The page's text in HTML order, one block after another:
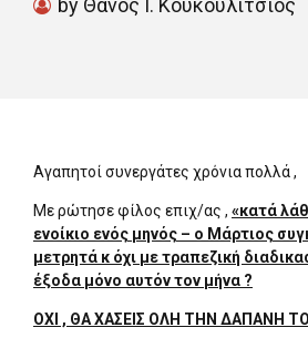
by Θάνος Ι. Κουκουλίτσιος
Αγαπητοί συνεργάτες χρόνια πολλά ,
Με ρώτησε φίλος επιχ/ας , «κατά
ενοίκιο ενός μηνός – ο Μάρτιος
μετρητά κ όχι με τραπεζική
έξοδα μόνο αυτόν τον μήνα ?
ΟΧΙ , ΘΑ ΧΑΣΕΙΣ ΟΛΗ ΤΗΝ ΔΑΠΑΝΗ